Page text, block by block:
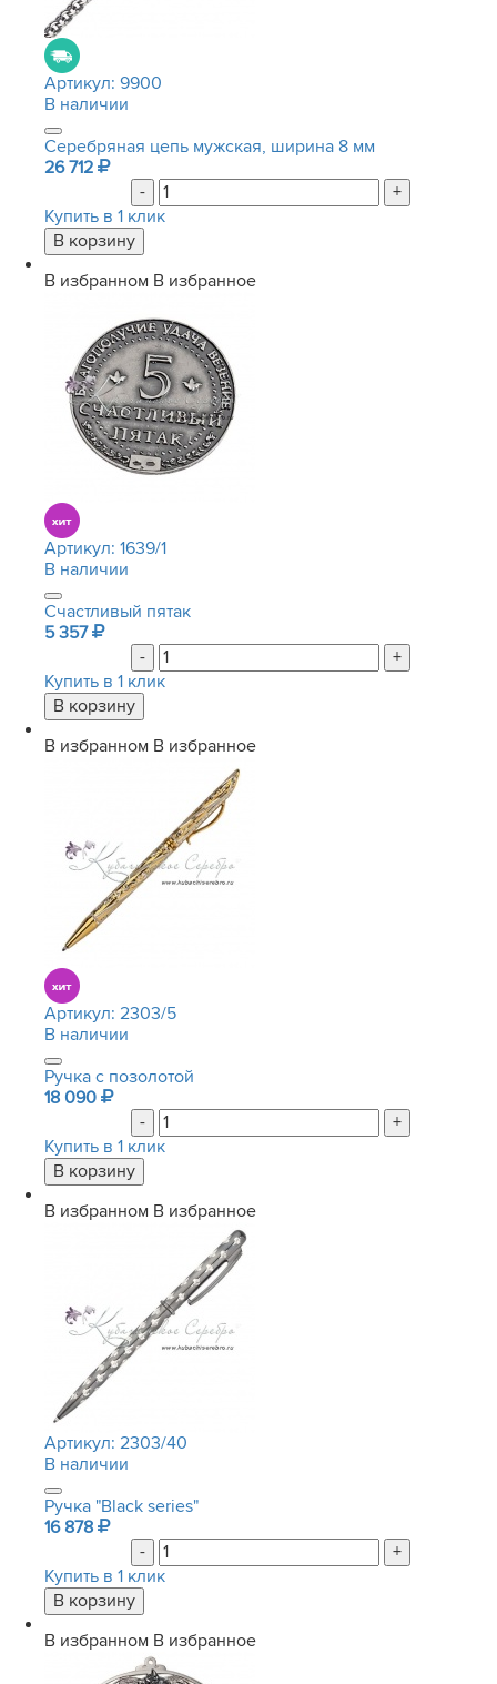
Артикул: 9900
В наличии
Серебряная цепь мужская, ширина 8 мм
26 712
-
+
Купить в 1 клик
В избранном В избранное
Артикул: 1639/1
В наличии
Счастливый пятак
5 357
-
+
Купить в 1 клик
В избранном В избранное
Артикул: 2303/5
В наличии
Ручка с позолотой
18 090
-
+
Купить в 1 клик
В избранном В избранное
Артикул: 2303/40
В наличии
Ручка "Black series"
16 878
-
+
Купить в 1 клик
В избранном В избранное